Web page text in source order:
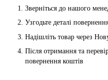
Зверніться до нашого
Узгодьте деталі
Надішліть товар через
Після отримання та
повернення коштів